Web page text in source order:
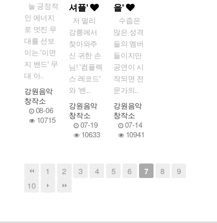
늘 긍정적
인 에너지
로 멋진 무
대를 선보
이는 '이면
지 밴드' 무
대 아..
강원음악
창작소
08-06
10715
셔플'
저 멀리
강릉에서
찾아와주
신 귀한 손
님! '컴플렉
스 레코드'
와 '밴..
강원음악
창작소
07-19
10633
을'
수줍은
많은 성격
들의 멤버
들이지만
공연이 시
작되면 전
문가의..
강원음악
창작소
07-14
10941
1 2 3 4 5 6 7 8
9
10